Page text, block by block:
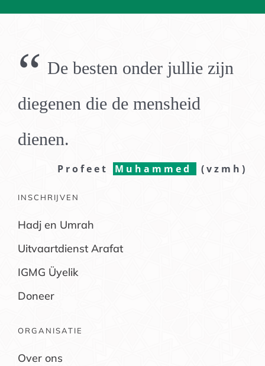
“ De besten onder jullie zijn
diegenen die de mensheid
dienen.
Profeet Muhammed (vzmh)
INSCHRIJVEN
Hadj en Umrah
Uitvaartdienst Arafat
IGMG Üyelik
Doneer
ORGANISATIE
Over ons